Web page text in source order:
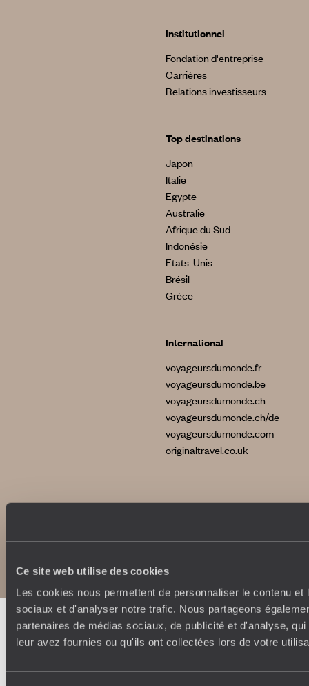
Ce site web utilise des cookies
Les cookies nous permettent de personnaliser le contenu
sociaux et d'analyser notre trafic. Nous partageons
partenaires de médias sociaux, de publicité et d'analyse,
leur avez fournies ou qu'ils ont collectées lors de votre
Institutionnel
Fondation d'entreprise
Carrières
Relations investisseurs
Top destinations
Japon
Italie
Egypte
Australie
Afrique du Sud
Indonésie
Etats-Unis
Brésil
Grèce
International
voyageursdumonde.fr
voyageursdumonde.be
voyageursdumonde.ch
voyageursdumonde.ch/de
voyageursdumonde.com
originaltravel.co.uk
CopyrightsPlan du site
Notice légale et CGU